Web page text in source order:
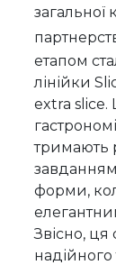
етапом
лінійки
extra slice.
тримають
завданням
форми,
Звісно, ця